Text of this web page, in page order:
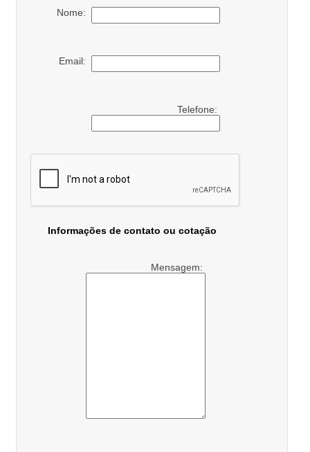
Nome:
Email:
Telefone:
Informações de contato ou cotação
Mensagem: